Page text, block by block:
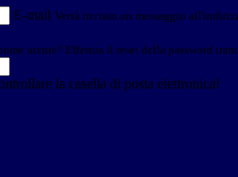
E-mail Verrà inviato un messaggio
utente? Effettua il reset della password
la casella di posta elettronica!